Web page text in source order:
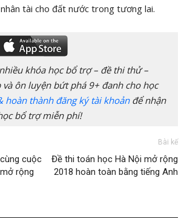
tài cho đất nước trong tương lai.
khóa học bổ trợ – đề thi thử –
ôn luyện bứt phá 9+ đanh cho học
hoàn thành đăng ký tài khoảnđể nhận
bổ trợ miễn phí!
cuộc
rộng
Bài kế
Đề thi toán học Hà Nội mở rộng
2018 hoàn toàn bằng tiếng Anh